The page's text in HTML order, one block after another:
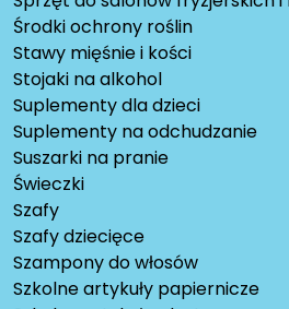
Środki ochrony roślin
Stawy mięśnie i kości
Stojaki na alkohol
Suplementy dla dzieci
Suplementy na odchudzanie
Suszarki na pranie
Świeczki
Szafy
Szafy dziecięce
Szampony do włosów
Szkolne artykuły papiernicze